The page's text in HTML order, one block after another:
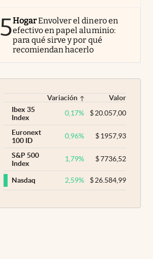
5HogarEnvolver el dinero en
efectivo en papel aluminio:
para qué sirve y por qué
recomiendan hacerlo
Variación
Valor
Ibex 35
Index
0,17% $20.057,00
Euronext
100 ID
0,96% $1957,93
S&P 500
Index
1,79% $7736,52
Nasdaq 2,59% $26.584,99